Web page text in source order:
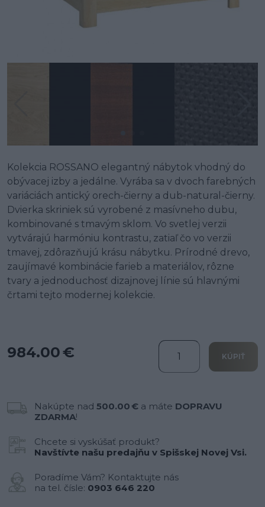
Kolekcia ROSSANO elegantný nábytok vhodný do
obývacej izby a jedálne. Vyrába sa v dvoch farebných
variáciách antický orech-čierny a dub-natural-čierny.
Dvierka skriniek sú vyrobené z masívneho dubu,
kombinované s tmavým sklom. Vo svetlej verzii
vytvárajú harmóniu kontrastu, zatiaľ čo vo verzii
tmavej, zdôrazňujú krásu nábytku. Prírodné drevo,
zaujímavé kombinácie farieb a materiálov, rôzne
tvary a jednoduchosť dizajnovej línie sú hlavnými
črtami tejto modernej kolekcie.
984.00 € KÚPIŤ
Nakúpte nad 500.00 € a máte DOPRAVU
ZDARMA!
Chcete si vyskúšať produkt?
Navštívte našu predajňu v Spišskej Novej Vsi.
Poradíme Vám? Kontaktujte nás
na tel. čísle: 0903 646 220